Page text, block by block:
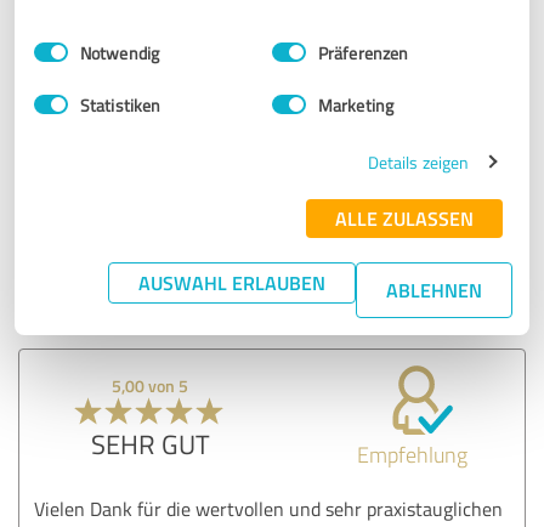
Impressum Datenschutzbestimmungen
Einwilligungsauswahl
Notwendig Präferenzen
Statistiken Marketing
Details zeigen
ALLE ZULASSEN
AUSWAHL ERLAUBEN ABLEHNEN
Erfahrungsbericht & Bewertung zu:
Anke Obermayer
Kommentar von Anke Obermayer:
Vielen lieben Dank! Es hat mir sehr viel Spaß gemacht!
5,00 von 5
SEHR GUT Empfehlung
Vielen Dank für die wertvollen und sehr praxistauglichen